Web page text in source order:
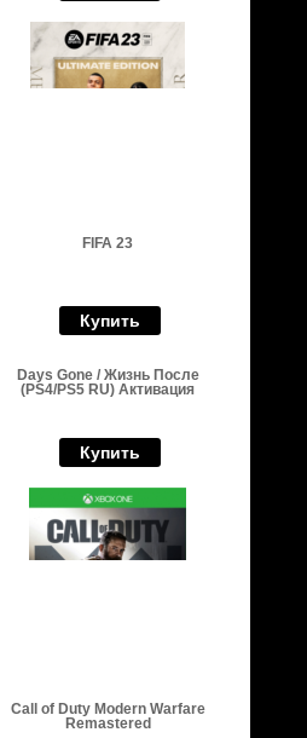
FIFA 23
Купить
Days Gone / Жизнь После
(PS4/PS5 RU) Активация
Купить
Call of Duty Modern Warfare
Remastered